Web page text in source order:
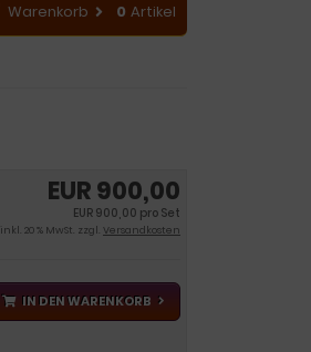
Warenkorb 0 Artikel
EUR 900,00
EUR 900,00 pro Set
inkl. 20 % MwSt. zzgl. Versandkosten
IN DEN WARENKORB